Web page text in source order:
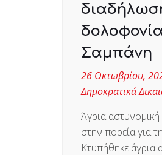
Σαμπάνη
26 Οκτωβρίου,
Δημοκρατικά
Άγρια
στην πορεία για
Κτυπήθηκε άγρια